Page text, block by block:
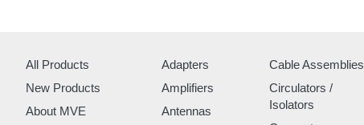
All Products
New Products
About MVE
Adapters
Amplifiers
Antennas
Cable Assemblies
Circulators /
Isolators